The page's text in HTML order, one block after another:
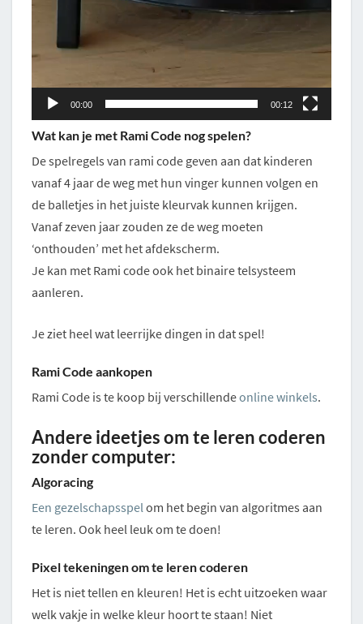
00:00 00:12
Wat kan je met Rami Code nog spelen?
De spelregels van rami code geven aan dat kinderen
vanaf 4 jaar de weg met hun vinger kunnen volgen en
de balletjes in het juiste kleurvak kunnen krijgen.
Vanaf zeven jaar zouden ze de weg moeten
‘onthouden’ met het afdekscherm.
Je kan met Rami code ook het binaire telsysteem
aanleren.
Je ziet heel wat leerrijke dingen in dat spel!
Rami Code aankopen
Rami Code is te koop bij verschillendeonline winkels.
Andere ideetjes om te leren coderen
zonder computer:
Algoracing
Een gezelschapsspelom het begin van algoritmes aan
te leren. Ook heel leuk om te doen!
Pixel tekeningen om te leren coderen
Het is niet tellen en kleuren! Het is echt uitzoeken waar
welk vakje in welke kleur hoort te staan! Niet